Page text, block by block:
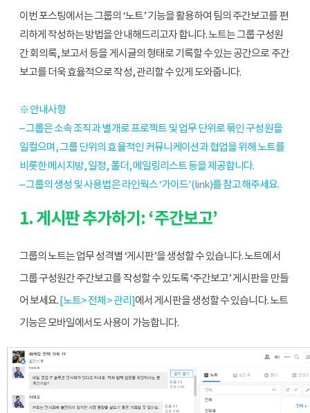
이번 포스팅에서는 그룹의 ‘노트’ 기능을 활용하여 팀의 주간보고를 편
리하게 작성하는 방법을 안내해드리고자 합니다. 노트는 그룹 구성원
간 회의록, 보고서 등을 게시글의 형태로 기록할 수 있는 공간으로 주간
보고를 더욱 효율적으로 작성, 관리할 수 있게 도와줍니다.
※ 안내사항
– 그룹은 소속 조직과 별개로 프로젝트 및 업무 단위로 묶인 구성원을
일컬으며, 그룹 단위의 효율적인 커뮤니케이션과 협업을 위해 노트를
비롯한 메시지방, 일정, 폴더, 메일링리스트 등을 제공합니다.
– 그룹의 생성 및 사용법은 라인웍스 ‘가이드'(link)를 참고해주세요.
1. 게시판 추가하기: ‘주간보고’
그룹의 노트는 업무 성격별 ‘게시판’을 생성할 수 있습니다. 노트에서
그룹 구성원간 주간보고를 작성할 수 있도록 ‘주간보고’ 게시판을 만들
어 보세요. [노트> 전체> 관리]에서 게시판을 생성할 수 있습니다. 노트
기능은 모바일에서도 사용이 가능합니다.